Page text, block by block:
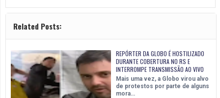
Related Posts:
REPÓRTER DA GLOBO É HOSTILIZADO
DURANTE COBERTURA NO RS E
INTERROMPE TRANSMISSÃO AO VIVO
Mais uma vez, a Globo virou alvo
de protestos por parte de alguns
mora…